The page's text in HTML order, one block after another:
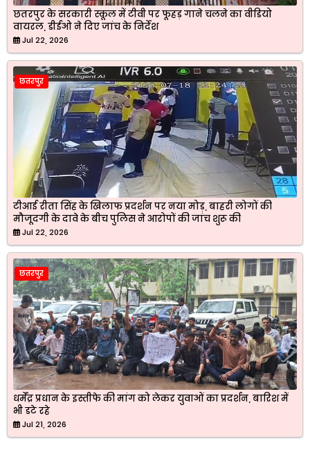
छतरपुर के सरकारी स्कूल में टीवी पर फूहड़ गाने चलने का वीडियो
वायरल, डीईओ ने दिए जांच के निर्देश
Jul 22, 2026
छतरपुर
टीआई रीता सिंह के खिलाफ प्रदर्शन पर नया मोड़, बाहरी लोगों की
मौजूदगी के दावे के बीच पुलिस ने आरोपों की जांच शुरू की
Jul 22, 2026
छतरपुर
धर्मेंद्र प्रधान के इस्तीफे की मांग को लेकर युवाओं का प्रदर्शन, बारिश में
भी डटे रहे
Jul 21, 2026